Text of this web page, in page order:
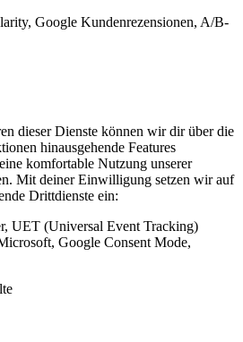
Google Kundenrezensionen, A/B-
dieser Dienste können wir dir über die
hinausgehende Features
komfortable Nutzung unserer
Mit deiner Einwilligung setzen wir auf
Drittdienste ein:
UET (Universal Event Tracking)
Google Consent Mode,